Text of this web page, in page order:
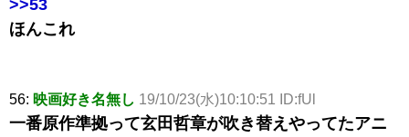
>>53
ほんこれ
56: 映画好き名無し 19/10/23(水)10:10:51 ID:fUl
一番原作準拠って玄田哲章が吹き替えやってたアニ